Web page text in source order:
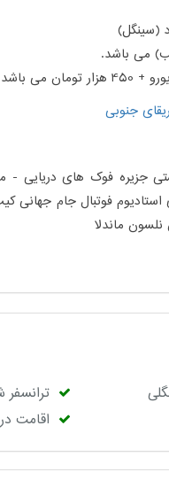
(سینگل)
می باشد.
جنوبی
ماندلا
اقامت در هتل 4 ستاره